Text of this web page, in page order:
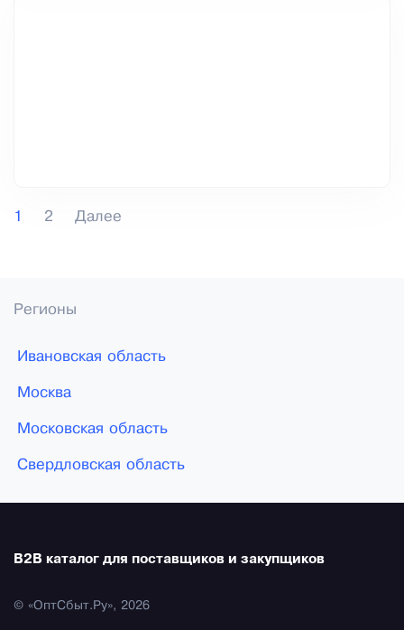
1 2 Далее
Регионы
Ивановская область
Москва
Московская область
Свердловская область
B2B каталог для поставщиков и закупщиков
© «ОптСбыт.Ру», 2026